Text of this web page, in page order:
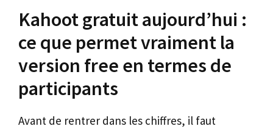
Kahoot gratuit aujourd’hui :
ce que permet vraiment la
version free en termes de
participants
Avant de rentrer dans les chiffres, il faut